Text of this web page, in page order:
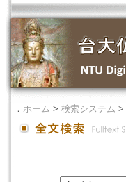
． ホーム > 検索システム >